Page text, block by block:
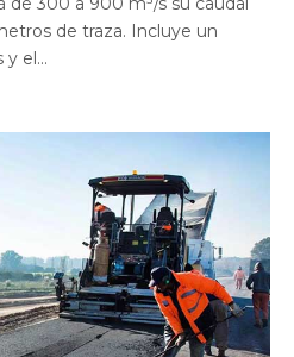
de traza. Incluye un
el...